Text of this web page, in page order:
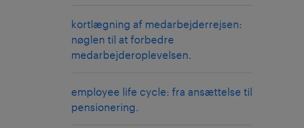
kortlægning af medarbejderrejsen:
nøglen til at forbedre
medarbejderoplevelsen.
employee life cycle: fra ansættelse til
pensionering.